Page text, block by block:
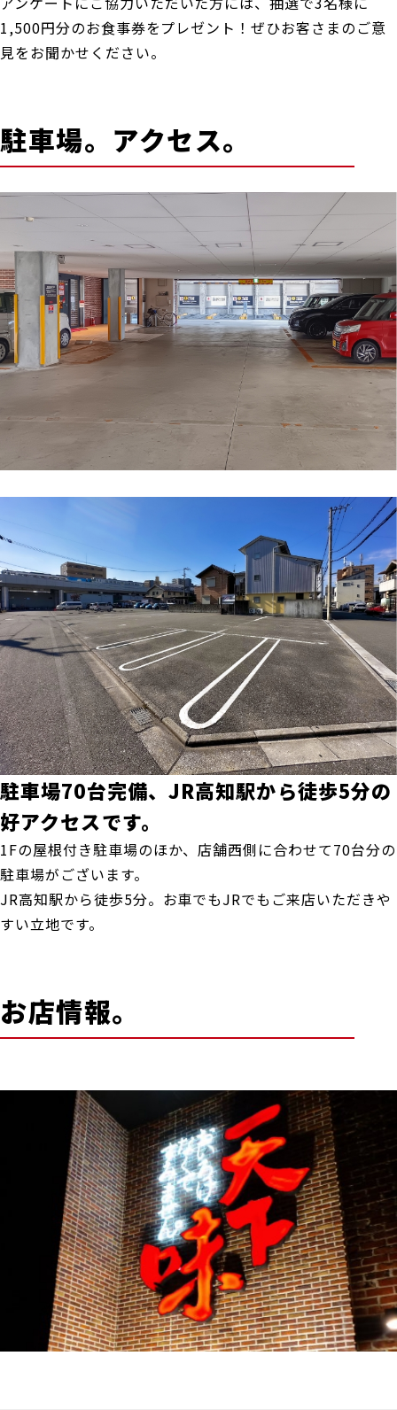
1,500円分のお食事券をプレゼント！ぜひお客さまのご意
見をお聞かせください。
駐車場。アクセス。
駐車場70台完備、JR高知駅から徒歩5分の
好アクセスです。
1Fの屋根付き駐車場のほか、店舗西側に合わせて70台分の
駐車場がございます。
JR高知駅から徒歩5分。お車でもJRでもご来店いただきや
すい立地です。
お店情報。